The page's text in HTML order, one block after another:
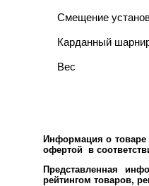
Смещение
Карданный
Вес
Информация о товаре
офертой в
Представленная
рейтингом товаров,